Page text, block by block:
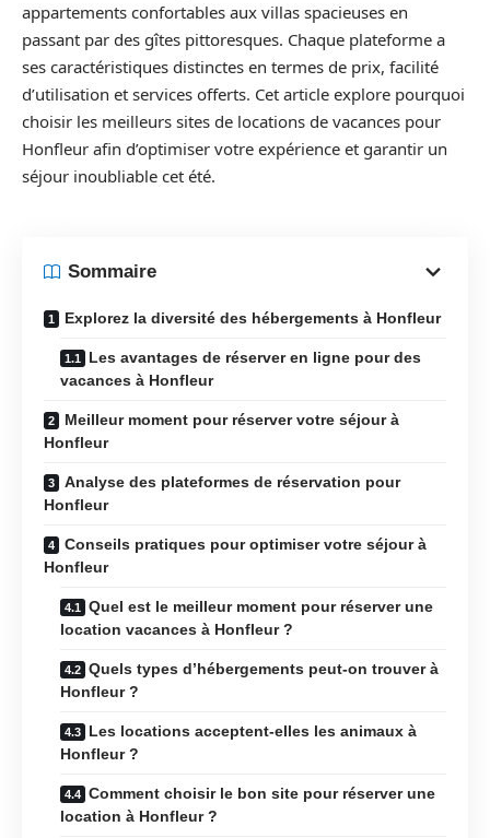
appartements confortables aux villas spacieuses en
passant par des gîtes pittoresques. Chaque plateforme a
ses caractéristiques distinctes en termes de prix, facilité
d’utilisation et services offerts. Cet article explore pourquoi
choisir les meilleurs sites de locations de vacances pour
Honfleur afin d’optimiser votre expérience et garantir un
séjour inoubliable cet été.
Sommaire
Explorez la diversité des hébergements à Honfleur
Les avantages de réserver en ligne pour des
vacances à Honfleur
Meilleur moment pour réserver votre séjour à
Honfleur
Analyse des plateformes de réservation pour
Honfleur
Conseils pratiques pour optimiser votre séjour à
Honfleur
Quel est le meilleur moment pour réserver une
location vacances à Honfleur ?
Quels types d’hébergements peut-on trouver à
Honfleur ?
Les locations acceptent-elles les animaux à
Honfleur ?
Comment choisir le bon site pour réserver une
location à Honfleur ?